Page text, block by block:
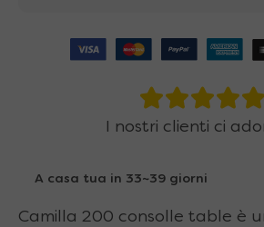
I nostri clienti ci
A casa tua in 33~39 giorni
Camilla 200 consolle table è